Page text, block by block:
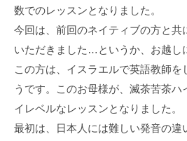
数でのレッスンとなりました。
今回は、前回のネイティブの方と共
いただきました…というか、お越し
この方は、イスラエルで英語教師を
うです。このお母様が、滅茶苦茶ハ
イレベルなレッスンとなりました。
最初は、日本人には難しい発音の違